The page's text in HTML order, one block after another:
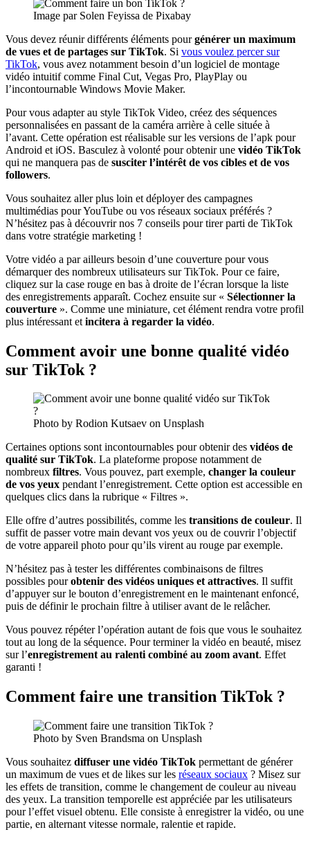
Image par Solen Feyissa de Pixabay
Vous devez réunir différents éléments pourgénérer un maximum
de vues et de partages sur TikTok. Si vous voulez percer sur
TikTok, vous avez notamment besoin d’un logiciel de montage
vidéo intuitif comme Final Cut, Vegas Pro, PlayPlay ou
l’incontournable Windows Movie Maker.
Pour vous adapter au style TikTok Video, créez des séquences
personnalisées en passant de la caméra arrière à celle située à
l’avant. Cette opération est réalisable sur les versions de l’apk pour
Android et iOS. Basculez à volonté pour obtenir une vidéo TikTok
qui ne manquera pas de susciter l’intérêt de vos cibles et de vos
followers.
Vous souhaitez aller plus loin et déployer des campagnes
multimédias pour YouTube ou vos réseaux sociaux préférés ?
N’hésitez pas à découvrir nos 7 conseils pour tirer parti de TikTok
dans votre stratégie marketing !
Votre vidéo a par ailleurs besoin d’une couverture pour vous
démarquer des nombreux utilisateurs sur TikTok. Pour ce faire,
cliquez sur la case rouge en bas à droite de l’écran lorsque la liste
des enregistrements apparaît. Cochez ensuite sur « Sélectionner la
couverture ». Comme une miniature, cet élément rendra votre profil
plus intéressant et incitera à regarder la vidéo.
Comment avoir une bonne qualité vidéo
sur TikTok ?
Photo by Rodion Kutsaev on Unsplash
Certaines options sont incontournables pour obtenir des vidéos de
qualité sur TikTok. La plateforme propose notamment de
nombreux filtres. Vous pouvez, part exemple, changer la couleur
de vos yeux pendant l’enregistrement. Cette option est accessible en
quelques clics dans la rubrique « Filtres ».
Elle offre d’autres possibilités, comme les transitions de couleur. Il
suffit de passer votre main devant vos yeux ou de couvrir l’objectif
de votre appareil photo pour qu’ils virent au rouge par exemple.
N’hésitez pas à tester les différentes combinaisons de filtres
possibles pourobtenir des vidéos uniques et attractives. Il suffit
d’appuyer sur le bouton d’enregistrement en le maintenant enfoncé,
puis de définir le prochain filtre à utiliser avant de le relâcher.
Vous pouvez répéter l’opération autant de fois que vous le souhaitez
tout au long de la séquence. Pour terminer la vidéo en beauté, misez
sur l’enregistrement au ralenti combiné au zoom avant. Effet
garanti !
Comment faire une transition TikTok ?
Photo by Sven Brandsma on Unsplash
Vous souhaitez diffuser une vidéo TikTok permettant de générer
un maximum de vues et de likes sur les réseaux sociaux ? Misez sur
les effets de transition, comme le changement de couleur au niveau
des yeux. La transition temporelle est appréciée par les utilisateurs
pour l’effet visuel obtenu. Elle consiste à enregistrer la vidéo, ou une
partie, en alternant vitesse normale, ralentie et rapide.